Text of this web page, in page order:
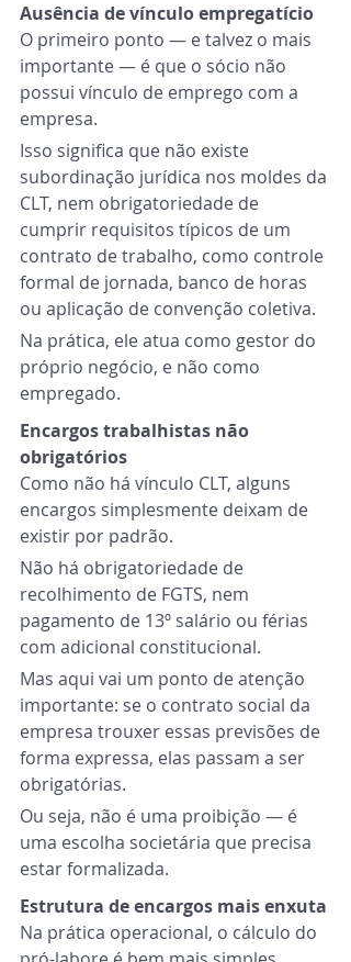
Ausência de vínculo empregatício
O primeiro ponto — e talvez o mais
importante — é que o sócio não
possui vínculo de emprego com a
empresa.
Isso significa que não existe
subordinação jurídica nos moldes da
CLT, nem obrigatoriedade de
cumprir requisitos típicos de um
contrato de trabalho, como controle
formal de jornada, banco de horas
ou aplicação de convenção coletiva.
Na prática, ele atua como gestor do
próprio negócio, e não como
empregado.
Encargos trabalhistas não
obrigatórios
Como não há vínculo CLT, alguns
encargos simplesmente deixam de
existir por padrão.
Não há obrigatoriedade de
recolhimento de FGTS, nem
pagamento de 13º salário ou férias
com adicional constitucional.
Mas aqui vai um ponto de atenção
importante: se o contrato social da
empresa trouxer essas previsões de
forma expressa, elas passam a ser
obrigatórias.
Ou seja, não é uma proibição — é
uma escolha societária que precisa
estar formalizada.
Estrutura de encargos mais enxuta
Na prática operacional, o cálculo do